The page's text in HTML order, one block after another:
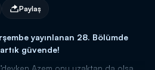
Paylaş
yayınlanan 28. Bölümde
güvende!
Azem onu uzaktan da olsa